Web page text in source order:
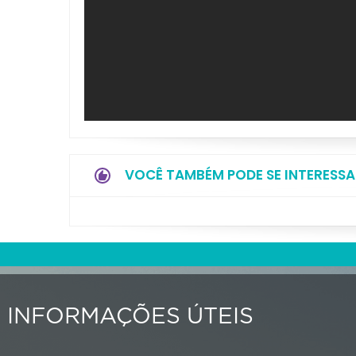
VOCÊ TAMBÉM PODE SE
INFORMAÇÕES ÚTEIS